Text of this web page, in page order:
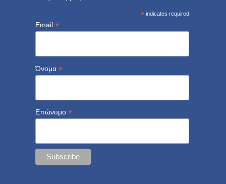
* indicates required
Email *
Όνομα *
Επώνυμο *